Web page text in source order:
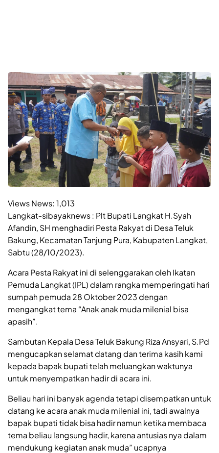
Views News: 1,013
Langkat-sibayaknews : Plt Bupati Langkat H.Syah
Afandin, SH menghadiri Pesta Rakyat di Desa Teluk
Bakung, Kecamatan Tanjung Pura, Kabupaten Langkat,
Sabtu (28/10/2023).
Acara Pesta Rakyat ini di selenggarakan oleh Ikatan
Pemuda Langkat (IPL) dalam rangka memperingati hari
sumpah pemuda 28 Oktober 2023 dengan
mengangkat tema “Anak anak muda milenial bisa
apasih”.
Sambutan Kepala Desa Teluk Bakung Riza Ansyari, S.Pd
mengucapkan selamat datang dan terima kasih kami
kepada bapak bupati telah meluangkan waktunya
untuk menyempatkan hadir di acara ini.
Beliau hari ini banyak agenda tetapi disempatkan untuk
datang ke acara anak muda milenial ini, tadi awalnya
bapak bupati tidak bisa hadir namun ketika membaca
tema beliau langsung hadir, karena antusias nya dalam
mendukung kegiatan anak muda” ucapnya